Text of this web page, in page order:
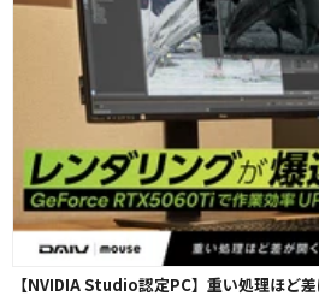
【NVIDIA Studio認定PC】重い処理ほど